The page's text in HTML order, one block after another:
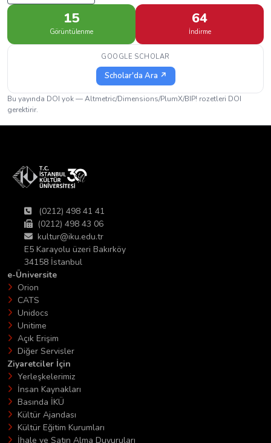
15
Görüntülenme
64
İndirme
GOOGLE SCHOLAR
Scholar'da Ara ↗
Bu yayında DOI yok — Altmetric/Dimensions/PlumX/BIP! rozetleri DOI
gerektirir.
(0212) 498 41 41
(0212) 498 43 06
kultur@iku.edu.tr
E5 Karayolu üzeri Bakırköy
34158 İstanbul
e-Üniversite
Orion
CATS
Unidocs
Unitime
Açık Erişim
Diğer Servisler
Ziyaretciler İçin
Yerleşkelerimiz
İnsan Kaynakları
Basında İKÜ
Kültür Ajandası
Kültür Eğitim Kurumları
İhale ve Satın Alma Duyuruları